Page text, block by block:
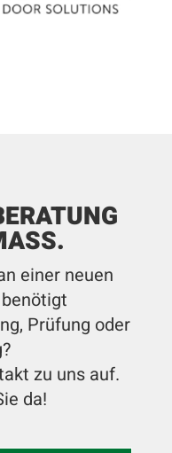
einer neuen
Prüfung oder
zu uns auf.
da!